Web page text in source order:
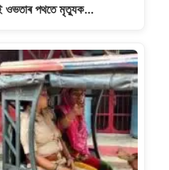
ওভতাৰ পথতে মৃত্যুক…